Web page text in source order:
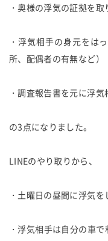
・奥様の浮気の証拠を取
・浮気相手の身元をは
所、配偶者の有無など）
・調査報告書を元に浮気
の3点になりました。
LINEのやり取りから、
・土曜日の昼間に浮気を
・浮気相手は自分の車